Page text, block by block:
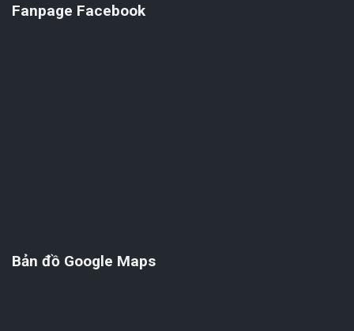
Fanpage Facebook
Bản đồ Google Maps